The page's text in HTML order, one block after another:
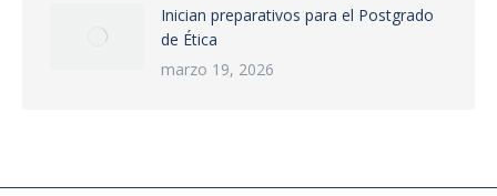
Inician preparativos para el Postgrado
de Ética
marzo 19, 2026